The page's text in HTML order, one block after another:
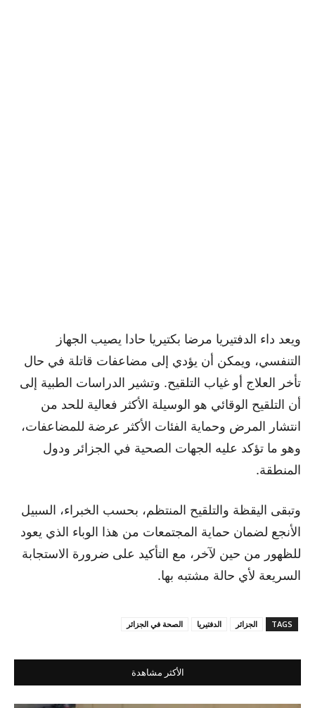
ويعد داء الدفتيريا مرضا بكتيريا حادا يصيب الجهاز
التنفسي، ويمكن أن يؤدي إلى مضاعفات قاتلة في حال
تأخر العلاج أو غياب التلقيح. وتشير الدراسات الطبية إلى
أن التلقيح الوقائي هو الوسيلة الأكثر فعالية للحد من
انتشار المرض وحماية الفئات الأكثر عرضة للمضاعفات،
وهو ما تؤكد عليه الجهات الصحية في الجزائر ودول
المنطقة.
وتبقى اليقظة والتلقيح المنتظم، بحسب الخبراء، السبيل
الأنجع لضمان حماية المجتمعات من هذا الوباء الذي يعود
للظهور من حين لآخر، مع التأكيد على ضرورة الاستجابة
السريعة لأي حالة مشتبه بها.
TAGS الجزائر الدفتيريا الصحة في الجزائر
الأكثر مشاهدة